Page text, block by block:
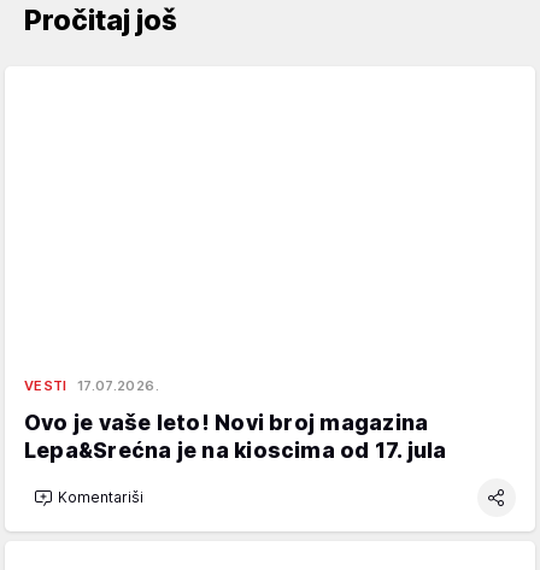
Pročitaj još
VESTI 17.07.2026.
Ovo je vaše leto! Novi broj magazina
Lepa&Srećna je na kioscima od 17. jula
Komentariši